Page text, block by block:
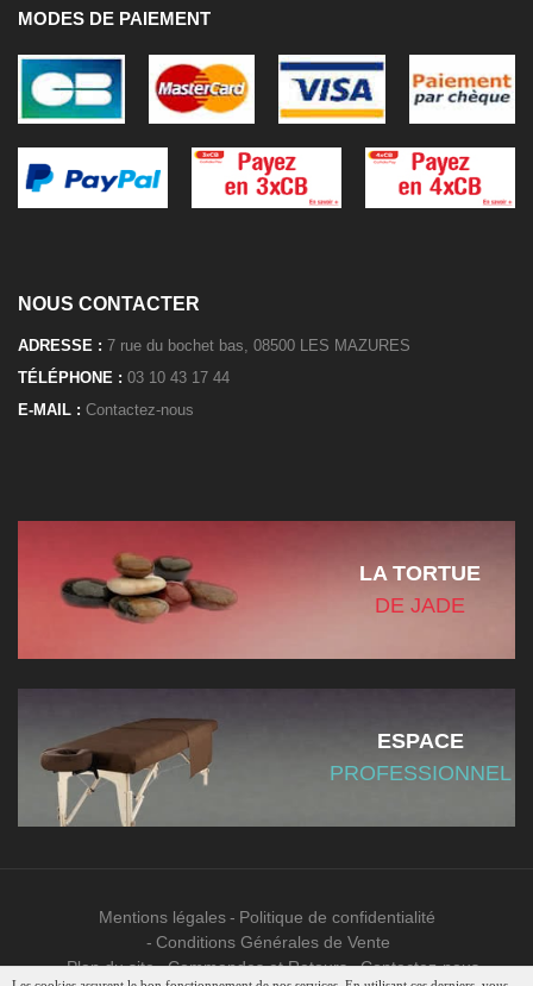
MODES DE PAIEMENT
NOUS CONTACTER
ADRESSE : 7 rue du bochet bas, 08500 LES MAZURES
TÉLÉPHONE : 03 10 43 17 44
E-MAIL : Contactez-nous
LA TORTUE
DE JADE
ESPACE
PROFESSIONNEL
Mentions légales
Politique de confidentialité
Conditions Générales de Vente
Plan du site
Commandes et Retours Contactez-nous